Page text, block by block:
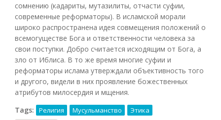
сомнению (кадариты, мутазилиты, отчасти суфии,
современные реформаторы). В исламской морали
широко распространена идея совмещения положений о
всемогуществе Бога и ответственности человека за
свои поступки. Добро считается исходящим от Бога, а
зло от Иблиса. В то же время многие суфии и
реформаторы ислама утверждали объективность того
и другого, видели в них проявление божественных
атрибутов милосердия и мщения.
Tags:
Религия Мусульманство Этика